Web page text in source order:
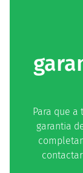
Para que
garantia